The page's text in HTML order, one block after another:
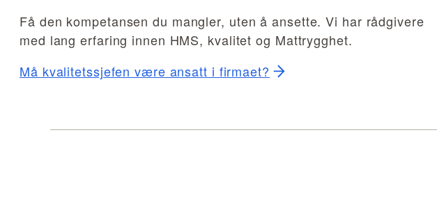
Få den kompetansen du mangler, uten å ansette. Vi har rådgivere
med lang erfaring innen HMS, kvalitet og Mattrygghet.
Må kvalitetssjefen være ansatt i firmaet?